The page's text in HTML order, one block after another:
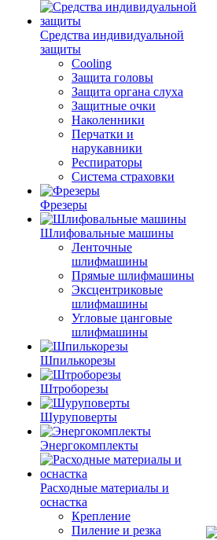
Средства индивидуальной
защиты
Cooling
Защита головы
Защита органа слуха
Защитные очки
Наколенники
Перчатки и
нарукавники
Респираторы
Система страховки
Фрезеры
Шлифовальные машины
Ленточные
шлифмашины
Прямые шлифмашины
Эксцентриковые
шлифмашины
Угловые цанговые
шлифмашины
Шпилькорезы
Штроборезы
Шуруповерты
Энергокомплекты
Расходные материалы и
оснастка
Крепление
Пиление и резка